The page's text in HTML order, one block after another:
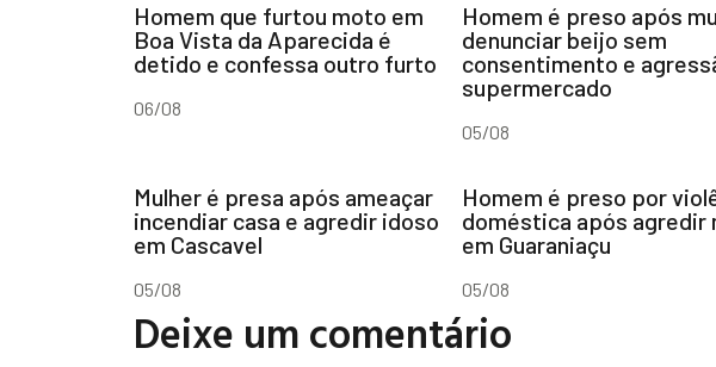
Homem que furtou moto em
Boa Vista da Aparecida é
detido e confessa outro furto
06/08
Homem é preso após
denunciar beijo sem
consentimento e
supermercado
05/08
Mulher é presa após ameaçar
incendiar casa e agredir idoso
em Cascavel
05/08
Homem é preso por
doméstica após agredir
em Guaraniaçu
05/08
Deixe um comentário